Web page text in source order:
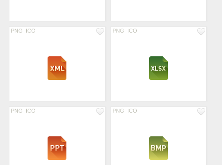
PNG ICO PNG ICO
PNG ICO PNG ICO